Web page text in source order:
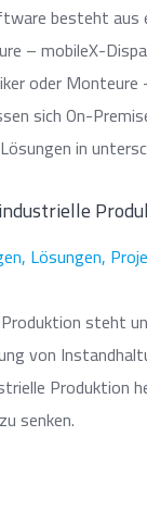
besteht
– mobileX-
oder
sich On-
in
steht
von
Produktion
senken.